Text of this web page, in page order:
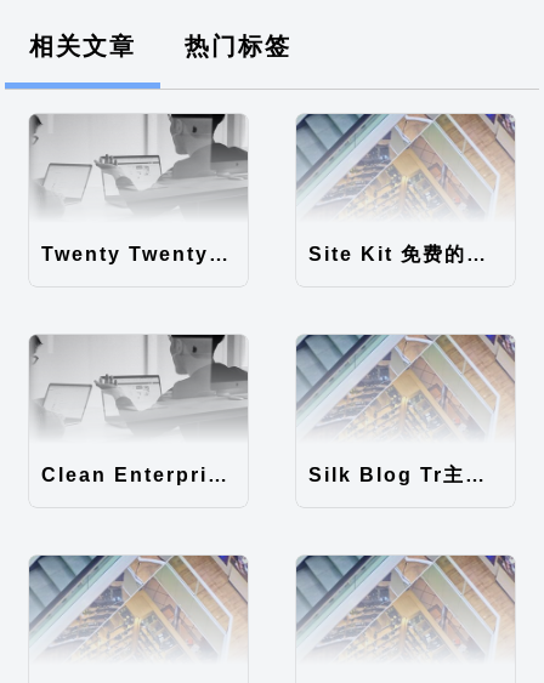
相关文章 热门标签
Twenty Twenty-Five 免费的WordPress内容主题 Site Kit 免费的WordPress数据统计插件
Clean Enterprise主题汉化包 Silk Blog Tr主题汉化包